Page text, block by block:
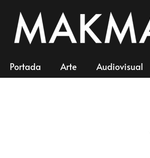
Portada Arte Audiovisual